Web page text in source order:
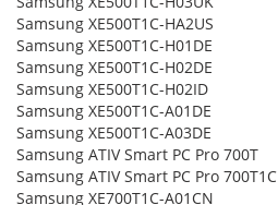
Samsung XE500T1C-HA2US
Samsung XE500T1C-H01DE
Samsung XE500T1C-H02DE
Samsung XE500T1C-H02ID
Samsung XE500T1C-A01DE
Samsung XE500T1C-A03DE
Samsung ATIV Smart PC Pro 700T
Samsung ATIV Smart PC Pro 700T1C
Samsung XE700T1C-A01CN